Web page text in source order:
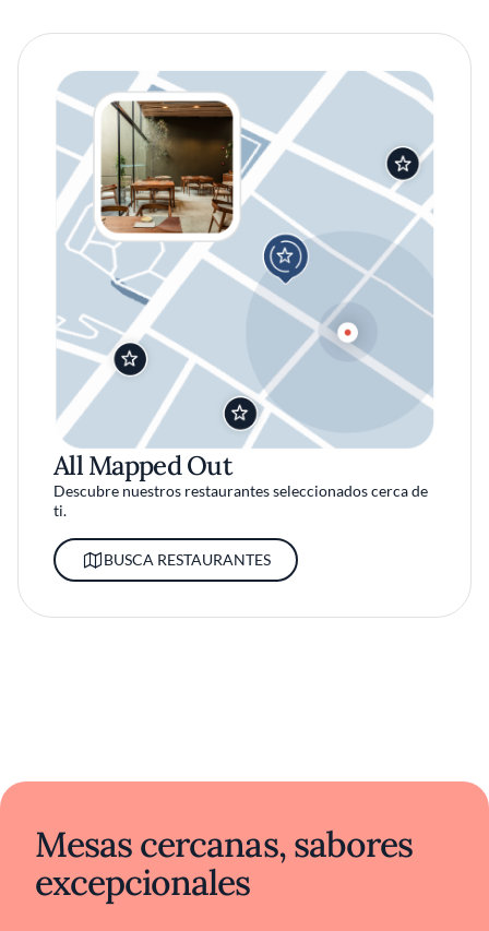
All Mapped Out
Descubre nuestros restaurantes seleccionados cerca de
ti.
BUSCA RESTAURANTES
Mesas cercanas, sabores
excepcionales